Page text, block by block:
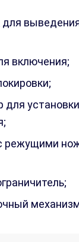
для
включения;
для
режущими